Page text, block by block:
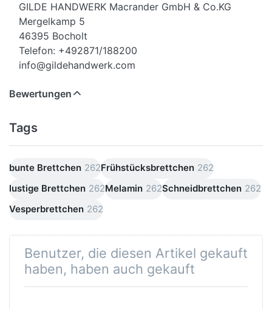
GILDE HANDWERK Macrander GmbH & Co.KG
Mergelkamp 5
46395 Bocholt
Telefon: +492871/188200
info@gildehandwerk.com
Bewertungen
Tags
bunte Brettchen 262Frühstücksbrettchen 262
lustige Brettchen 262Melamin 262Schneidbrettchen 262
Vesperbrettchen 262
Benutzer, die diesen Artikel gekauft
haben, haben auch gekauft